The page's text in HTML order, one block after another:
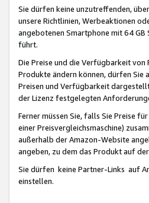
Sie dürfen keine unzutreffenden,
unsere Richtlinien, Werbeaktionen
angebotenen Smartphone mit 64
führt.
Die Preise und die Verfügbarkeit
Produkte ändern können, dürfen Sie
Preisen und Verfügbarkeit
der Lizenz festgelegten
Ferner müssen Sie, falls Sie Preise
einer Preisvergleichsmaschine)
außerhalb der Amazon-Website
angeben, zu dem das Produkt auf
Sie dürfen keine Partner-Links auf
einstellen.